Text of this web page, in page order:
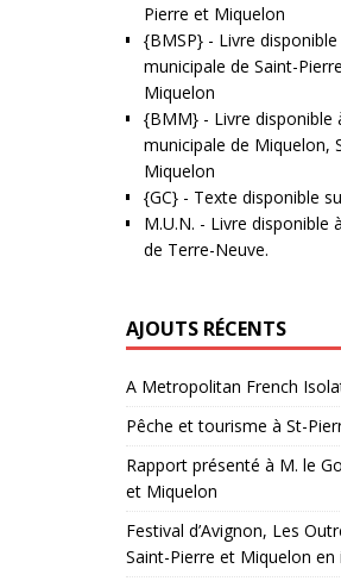
Pierre et Miquelon
{BMSP}- Livre
municipale de Saint-
Miquelon
{BMM}- Livre disponible
municipale de Miquelon,
Miquelon
{GC}- Texte disponible
M.U.N. - Livre disponible
de Terre-Neuve.
AJOUTS RÉCENTS
A Metropolitan French
Pêche et tourisme à St-
Rapport présenté à M. le
et Miquelon
Festival d’Avignon, Les
Saint-Pierre et Miquelon en